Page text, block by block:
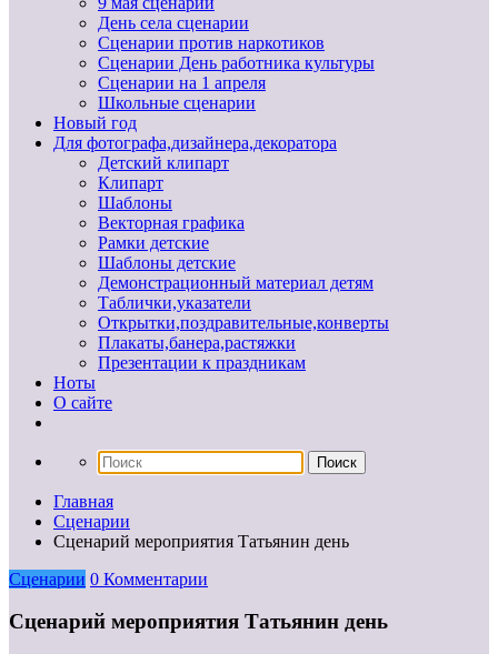
День села сценарии
Сценарии против наркотиков
Сценарии День работника культуры
Сценарии на 1 апреля
Школьные сценарии
Новый год
Для фотографа,дизайнера,декоратора
Детский клипарт
Клипарт
Шаблоны
Векторная графика
Рамки детские
Шаблоны детские
Демонстрационный материал детям
Таблички,указатели
Открытки,поздравительные,конверты
Плакаты,банера,растяжки
Презентации к праздникам
Ноты
О сайте
Главная
Сценарии
Сценарий мероприятия Татьянин день
Сценарии 0 Комментарии
Сценарий мероприятия Татьянин день